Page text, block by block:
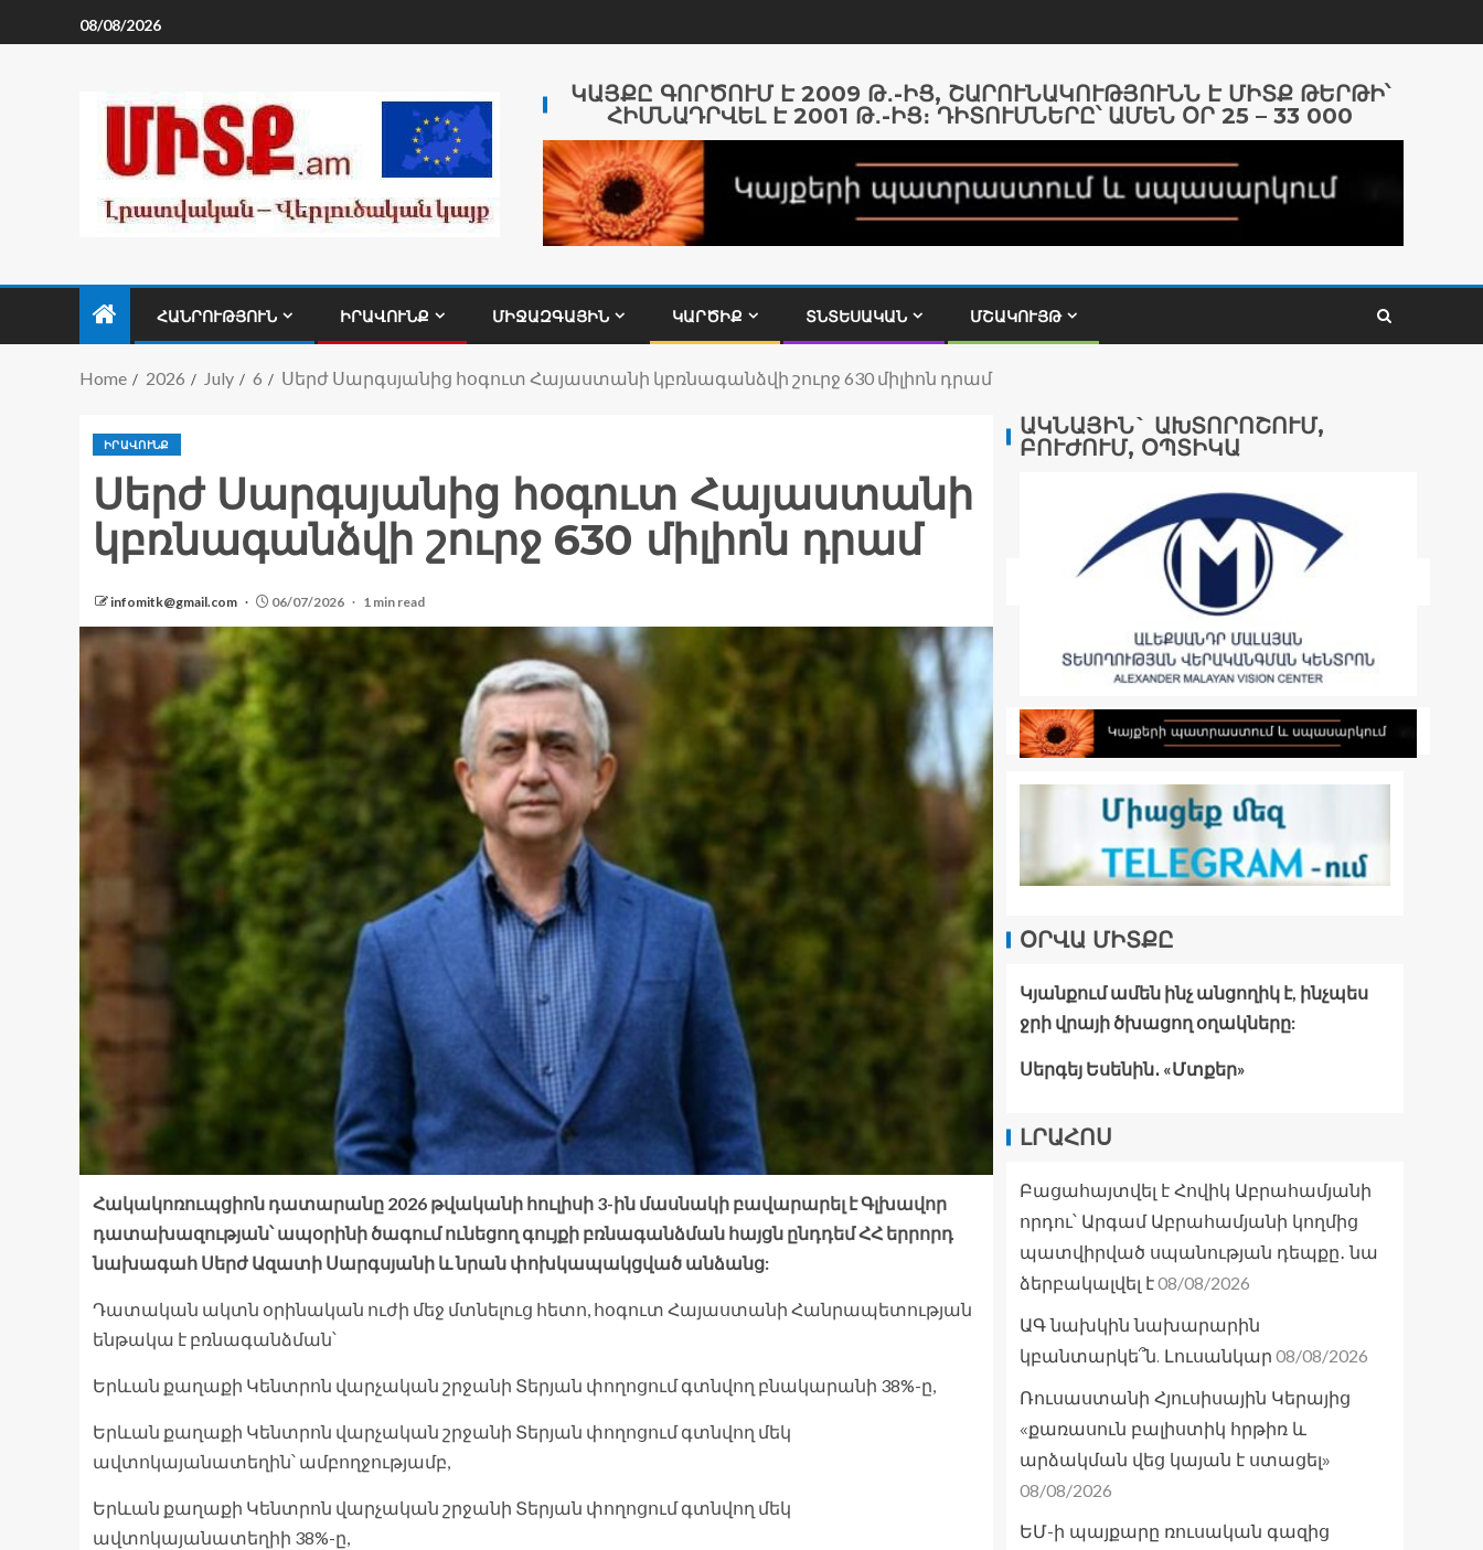
08/08/2026
ԿԱՅՔԸ ԳՈՐԾՈՒՄ Է 2009 Թ․-ԻՑ, ՇԱՐՈՒՆԱԿՈՒԹՅՈՒՆՆ Է ՄԻՏՔ ԹԵՐԹԻ՝
ՀԻՄՆԱԴՐՎԵԼ Է 2001 Թ․-ԻՑ։ ԴԻՏՈՒՄՆԵՐԸ՝ ԱՄԵՆ ՕՐ 25 – 33 000
ՀԱՆՐՈՒԹՅՈՒՆ ԻՐԱՎՈՒՆՔ ՄԻՋԱԶԳԱՅԻՆ ԿԱՐԾԻՔ ՏՆՏԵՍԱԿԱՆ ՄՇԱԿՈՒՅԹ
Home 2026 July 6 Սերժ Սարգսյանից հօգուտ Հայաստանի կբռնագանձվի շուրջ 630 միլիոն դրամ
ԻՐԱՎՈՒՆՔ
Սերժ Սարգսյանից հօգուտ Հայաստանի
կբռնագանձվի շուրջ 630 միլիոն դրամ
infomitk@gmail.com 06/07/2026 1 min read
Հակակոռուպցիոն դատարանը 2026 թվականի հուլիսի 3-ին մասնակի բավարարել է Գլխավոր
դատախազության՝ ապօրինի ծագում ունեցող գույքի բռնագանձման հայցն ընդդեմ ՀՀ երրորդ
նախագահ Սերժ Ազատի Սարգսյանի և նրան փոխկապակցված անձանց:
Դատական ակտն օրինական ուժի մեջ մտնելուց հետո, հօգուտ Հայաստանի Հանրապետության
ենթակա է բռնագանձման՝
Երևան քաղաքի Կենտրոն վարչական շրջանի Տերյան փողոցում գտնվող բնակարանի 38%-ը,
Երևան քաղաքի Կենտրոն վարչական շրջանի Տերյան փողոցում գտնվող մեկ
ավտոկայանատեղին՝ ամբողջությամբ,
Երևան քաղաքի Կենտրոն վարչական շրջանի Տերյան փողոցում գտնվող մեկ
ավտոկայանատեղիի 38%-ը,
ԱԿՆԱՅԻՆ` ԱԽՏՈՐՈՇՈՒՄ,
ԲՈՒԺՈՒՄ, ՕՊՏԻԿԱ
ՕՐՎԱ ՄԻՏՔԸ
Կյանքում ամեն ինչ անցողիկ է, ինչպես
ջրի վրայի ծխացող օղակները:
Սերգեյ Եսենին․ «Մտքեր»
ԼՐԱՀՈՍ
Բացահայտվել է Հովիկ Աբրահամյանի
որդու՝ Արգամ Աբրահամյանի կողմից
պատվիրված սպանության դեպքը․ նա
ձերբակալվել է08/08/2026
ԱԳ նախկին նախարարին
կբանտարկե՞ն. Լուսանկար 08/08/2026
Ռուսաստանի Հյուսիսային Կերայից
«քառասուն բալիստիկ հրթիռ և
արձակման վեց կայան է ստացել»
08/08/2026
ԵՄ-ի պայքարը ռուսական գազից